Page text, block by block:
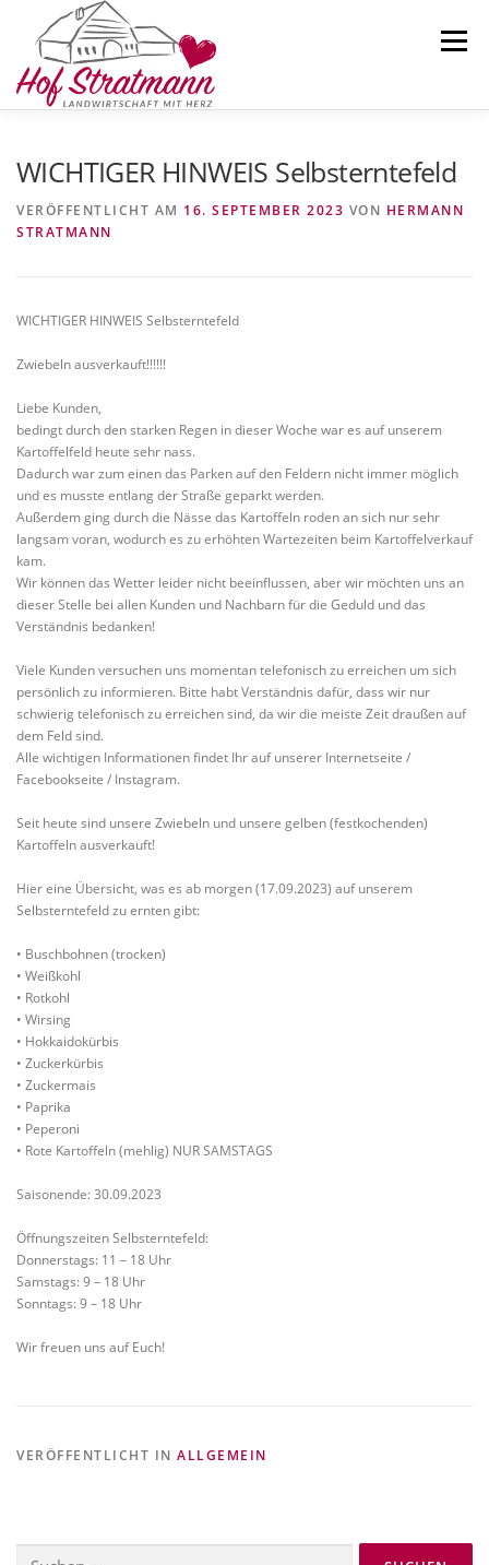
springen
Menü
SELBSTERNTEFELD
WICHTIGER HINWEIS Selbsterntefeld
VERÖFFENTLICHT AM 16. SEPTEMBER 2023 VON HERMANN
STRATMANN
WICHTIGER HINWEIS Selbsterntefeld
Zwiebeln ausverkauft!!!!!!
Liebe Kunden,
bedingt durch den starken Regen in dieser Woche war es auf unserem
Kartoffelfeld heute sehr nass.
Dadurch war zum einen das Parken auf den Feldern nicht immer möglich
und es musste entlang der Straße geparkt werden.
Außerdem ging durch die Nässe das Kartoffeln roden an sich nur sehr
langsam voran, wodurch es zu erhöhten Wartezeiten beim Kartoffelverkauf
kam.
Wir können das Wetter leider nicht beeinflussen, aber wir möchten uns an
dieser Stelle bei allen Kunden und Nachbarn für die Geduld und das
Verständnis bedanken!
Viele Kunden versuchen uns momentan telefonisch zu erreichen um sich
persönlich zu informieren. Bitte habt Verständnis dafür, dass wir nur
schwierig telefonisch zu erreichen sind, da wir die meiste Zeit draußen auf
dem Feld sind.
Alle wichtigen Informationen findet Ihr auf unserer Internetseite /
Facebookseite / Instagram.
Seit heute sind unsere Zwiebeln und unsere gelben (festkochenden)
Kartoffeln ausverkauft!
Hier eine Übersicht, was es ab morgen (17.09.2023) auf unserem
Selbsterntefeld zu ernten gibt:
• Buschbohnen (trocken)
• Weißkohl
• Rotkohl
• Wirsing
• Hokkaidokürbis
• Zuckerkürbis
• Zuckermais
• Paprika
• Peperoni
• Rote Kartoffeln (mehlig) NUR SAMSTAGS
Saisonende: 30.09.2023
Öffnungszeiten Selbsterntefeld:
Donnerstags: 11 – 18 Uhr
Samstags: 9 – 18 Uhr
Sonntags: 9 – 18 Uhr
Wir freuen uns auf Euch!
VERÖFFENTLICHT IN ALLGEMEIN